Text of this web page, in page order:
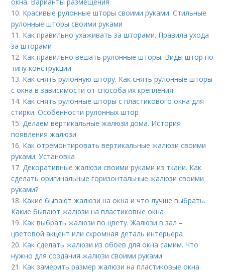
10. Красивые рулонные шторы своими руками. Стильные
рулонные шторы своими руками
11. Как правильно ухаживать за шторами. Правила ухода
за шторами
12. Как правильно вешать рулонные шторы. Виды штор по
типу конструкции
13. Как снять рулонную штору. Как снять рулонные шторы
с окна в зависимости от способа их крепления
14. Как снять рулонные шторы с пластикового окна для
стирки. Особенности рулонных штор
15.Делаем вертикальные жалюзи дома. История
появления жалюзи
16. Как отремонтировать вертикальные жалюзи своими
руками. Установка
17.Декоративные жалюзи своими руками из ткани. Как
сделать оригинальные горизонтальные жалюзи своими
руками?
18. Какие бывают жалюзи на окна и что лучше выбрать.
Какие бывают жалюзи на пластиковые окна
19. Как выбрать жалюзи по цвету. Жалюзи в зал –
цветовой акцент или скромная деталь интерьера
20. Как сделать жалюзи из обоев для окна самим. Что
нужно для создания жалюзи своими руками
21. Как замерить размер жалюзи на пластиковые окна.